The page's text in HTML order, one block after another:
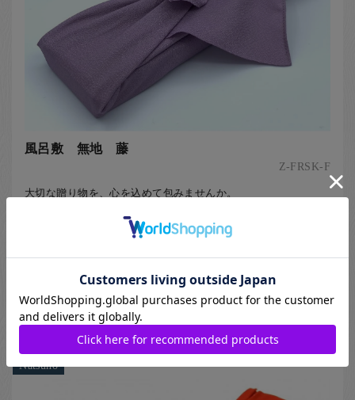
風呂敷 無地 藤
Z-FRSK-F
大切な贈り物を、心を込めて包みませんか。
当店では、お箸や箸置きなどのご贈答品にふさわしい、風呂敷
によるギフトラッピングサービスをご用意しております。
Natsuno